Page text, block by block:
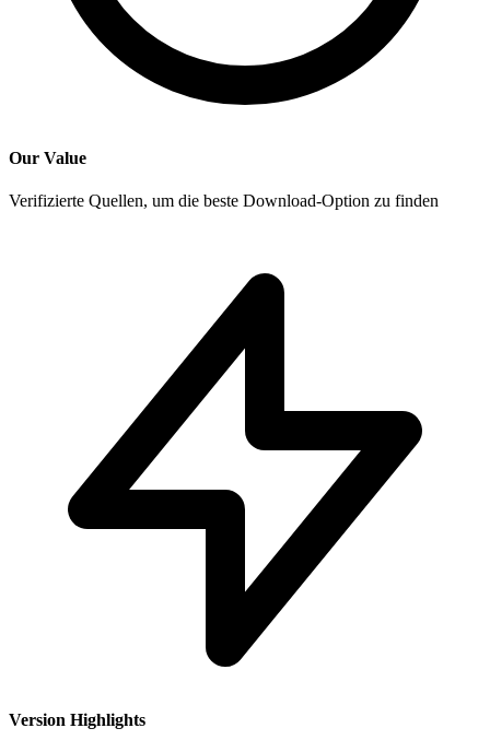
Our Value
Verifizierte Quellen, um die beste Download-Option zu finden
Version Highlights